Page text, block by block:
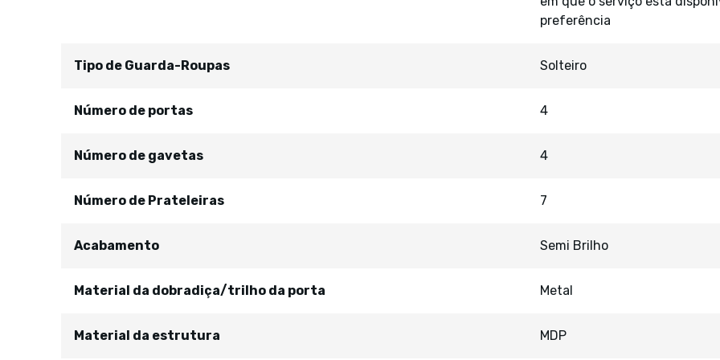
preferência
Tipo de Guarda-Roupas Solteiro
Número de portas 4
Número de gavetas 4
Número de Prateleiras 7
Acabamento Semi Brilho
Material da dobradiça/trilho da porta Metal
Material da estrutura MDP